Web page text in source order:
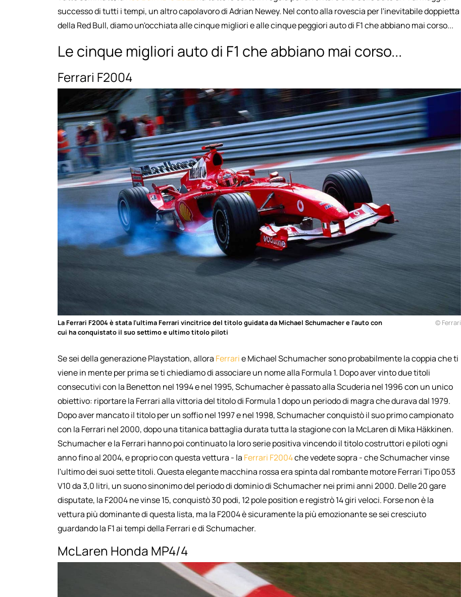
successo di tutti i tempi, un altro capolavoro di Adrian Newey. Nel conto alla rovescia per l'inevitabile doppietta
della Red Bull, diamo un'occhiata alle cinque migliori e alle cinque peggiori auto di F1 che abbiano mai corso...
Le cinque migliori auto di F1 che abbiano mai corso...
Ferrari F2004
La Ferrari F2004 è stata l'ultima Ferrari vincitrice del titolo guidata da Michael Schumacher e l'auto con
cui ha conquistato il suo settimo e ultimo titolo piloti
© Ferrari
Se sei della generazione Playstation, allora Ferrarie Michael Schumacher sono probabilmente la coppia che ti
viene in mente per prima se ti chiediamo di associare un nome alla Formula 1. Dopo aver vinto due titoli
consecutivi con la Benetton nel 1994 e nel 1995, Schumacher è passato alla Scuderia nel 1996 con un unico
obiettivo: riportare la Ferrari alla vittoria del titolo di Formula 1 dopo un periodo di magra che durava dal 1979.
Dopo aver mancato il titolo per un soffio nel 1997 e nel 1998, Schumacher conquistò il suo primo campionato
con la Ferrari nel 2000, dopo una titanica battaglia durata tutta la stagione con la McLaren di Mika Häkkinen.
Schumacher e la Ferrari hanno poi continuato la loro serie positiva vincendo il titolo costruttori e piloti ogni
anno fino al 2004, e proprio con questa vettura - la Ferrari F2004che vedete sopra - che Schumacher vinse
l'ultimo dei suoi sette titoli. Questa elegante macchina rossa era spinta dal rombante motore Ferrari Tipo 053
V10 da 3,0 litri, un suono sinonimo del periodo di dominio di Schumacher nei primi anni 2000. Delle 20 gare
disputate, la F2004 ne vinse 15, conquistò 30 podi, 12 pole position e registrò 14 giri veloci. Forse non è la
vettura più dominante di questa lista, ma la F2004 è sicuramente la più emozionante se sei cresciuto
guardando la F1 ai tempi della Ferrari e di Schumacher.
McLaren Honda MP4/4